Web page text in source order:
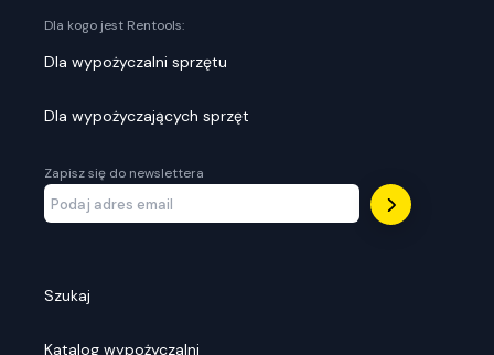
Dla kogo jest Rentools:
Dla wypożyczalni sprzętu
Dla wypożyczających sprzęt
Zapisz się do newslettera
Szukaj
Katalog wypożyczalni